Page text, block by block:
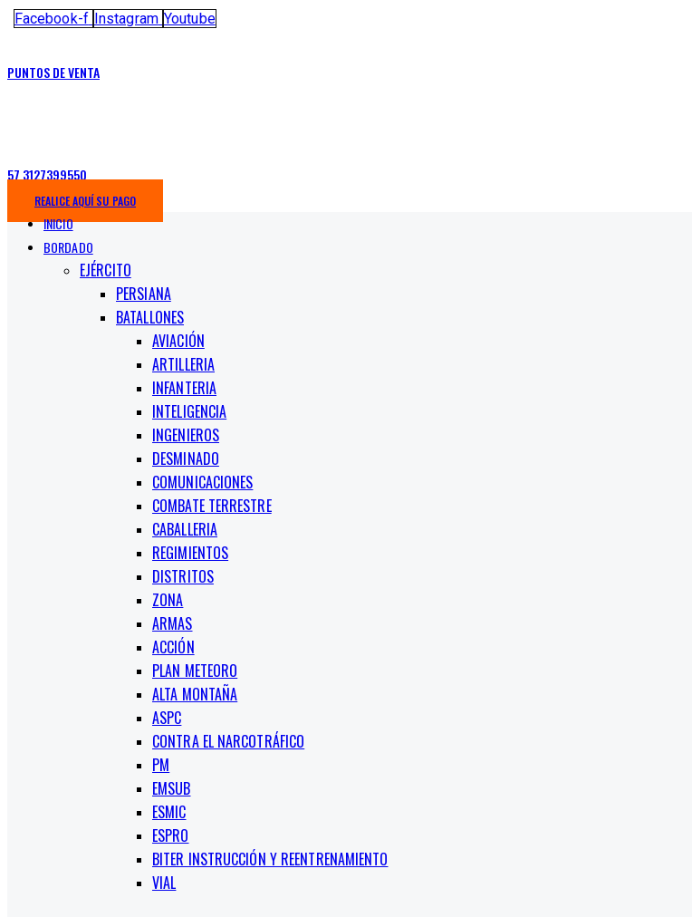
Facebook-f Instagram Youtube
PUNTOS DE VENTA
57 3127399550
REALICE AQUÍ SU PAGO
INICIO
BORDADO
EJÉRCITO
PERSIANA
BATALLONES
AVIACIÓN
ARTILLERIA
INFANTERIA
INTELIGENCIA
INGENIEROS
DESMINADO
COMUNICACIONES
COMBATE TERRESTRE
CABALLERIA
REGIMIENTOS
DISTRITOS
ZONA
ARMAS
ACCIÓN
PLAN METEORO
ALTA MONTAÑA
ASPC
CONTRA EL NARCOTRÁFICO
PM
EMSUB
ESMIC
ESPRO
BITER INSTRUCCIÓN Y REENTRENAMIENTO
VIAL